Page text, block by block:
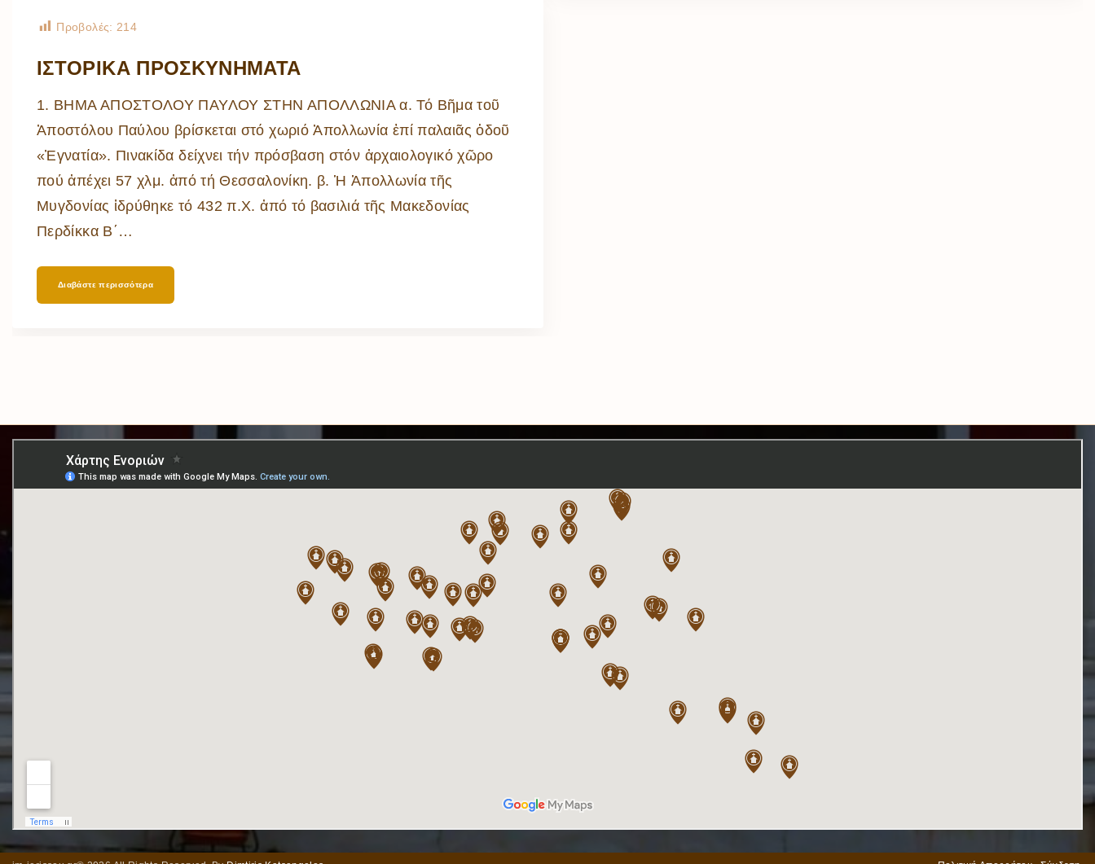
Προβολές: 214
ΙΣΤΟΡΙΚΑ ΠΡΟΣΚΥΝΗΜΑΤΑ
1. ΒΗΜΑ ΑΠΟΣΤΟΛΟΥ ΠΑΥΛΟΥ ΣΤΗΝ ΑΠΟΛΛΩΝΙΑ α. Τό Βῆμα τοῦ
Ἀποστόλου Παύλου βρίσκεται στό χωριό Ἀπολλωνία ἐπί παλαιᾶς ὁδοῦ
«Ἐγνατία». Πινακίδα δείχνει τήν πρόσβαση στόν ἀρχαιολογικό χῶρο
πού ἀπέχει 57 χλμ. ἀπό τή Θεσσαλονίκη. β. Ἡ Ἀπολλωνία τῆς
Μυγδονίας ἱδρύθηκε τό 432 π.Χ. ἀπό τό βασιλιά τῆς Μακεδονίας
Περδίκκα Β΄ …
Διαβάστε περισσότερα